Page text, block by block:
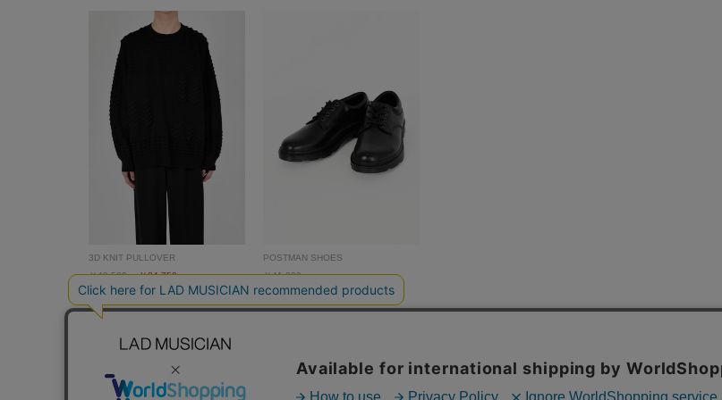
3D KNIT PULLOVER
￥49,500
￥24,750
POSTMAN SHOES
￥41,800